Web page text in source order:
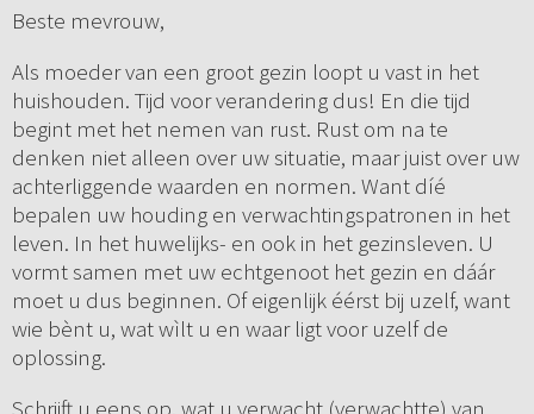
Beste mevrouw,
Als moeder van een groot gezin loopt u vast in het
huishouden. Tijd voor verandering dus! En die tijd
begint met het nemen van rust. Rust om na te
denken niet alleen over uw situatie, maar juist over uw
achterliggende waarden en normen. Want díé
bepalen uw houding en verwachtingspatronen in het
leven. In het huwelijks- en ook in het gezinsleven. U
vormt samen met uw echtgenoot het gezin en dáár
moet u dus beginnen. Of eigenlijk éérst bij uzelf, want
wie bènt u, wat wìlt u en waar ligt voor uzelf de
oplossing.